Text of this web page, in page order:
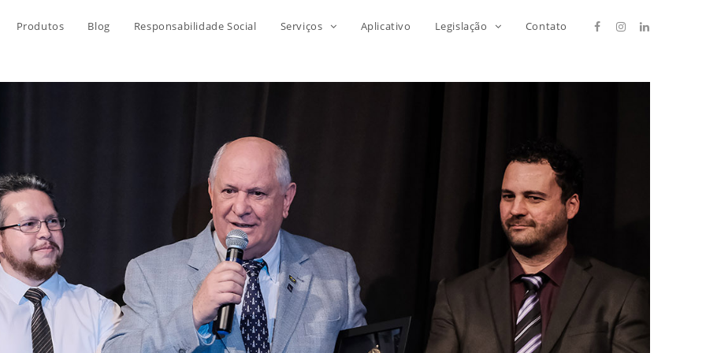
Produtos Blog Responsabilidade Social Serviços Aplicativo Legislação Contato